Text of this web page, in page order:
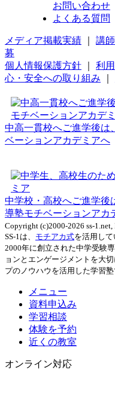
お問い合わせ
よくある質問
メディア掲載実績 講
募
個人情報保護方針
利
心・安全への取り組み
中高一貫校へご進学後は
ベーションアカデミアへ
中学校・高校へご進学後
導塾モチベーションアカ
Copyright (c)2000-2026 ss-
SS-1は、 モチアカ式を活用して
2000年に創立された中学受験
ョンとエンゲージメントを大
プのノウハウを活用した学習塾
メニュー
資料申込み
学習相談
体験を予約
近くの教室
オンライン対応